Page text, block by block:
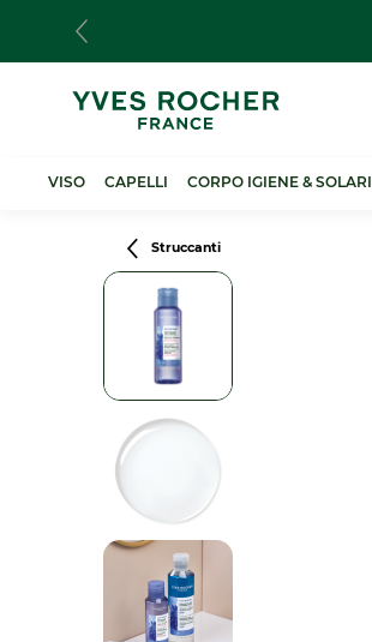
principale
VISO CAPELLI CORPO IGIENE & SOLARI
Breadcrumb
Struccanti